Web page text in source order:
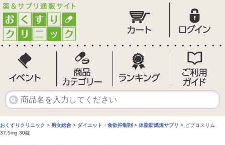
おくすりクリニック > 男女総合 > ダイエット・食欲抑制剤 > 体脂肪燃焼サプリ > ビプロスリム
37.5mg 30錠